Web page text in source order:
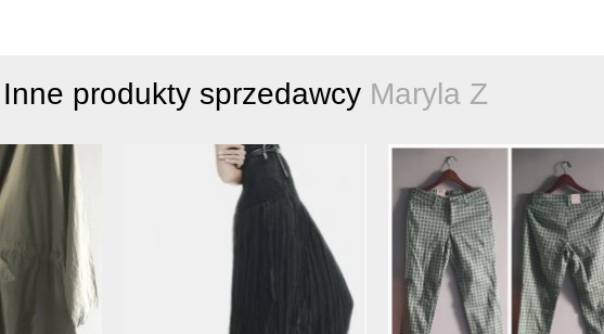
Inne produkty sprzedawcy Maryla Z